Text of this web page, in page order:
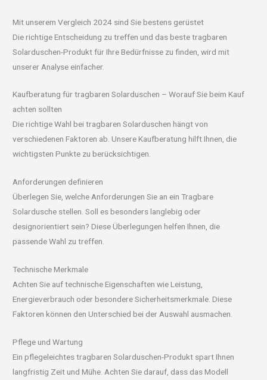
Mit unserem Vergleich 2024 sind Sie bestens gerüstet
Die richtige Entscheidung zu treffen und das beste tragbaren
Solarduschen-Produkt für Ihre Bedürfnisse zu finden, wird mit
unserer Analyse einfacher.
Kaufberatung für tragbaren Solarduschen – Worauf Sie beim Kauf
achten sollten
Die richtige Wahl bei tragbaren Solarduschen hängt von
verschiedenen Faktoren ab. Unsere Kaufberatung hilft Ihnen, die
wichtigsten Punkte zu berücksichtigen.
Anforderungen definieren
Überlegen Sie, welche Anforderungen Sie an ein Tragbare
Solardusche stellen. Soll es besonders langlebig oder
designorientiert sein? Diese Überlegungen helfen Ihnen, die
passende Wahl zu treffen.
Technische Merkmale
Achten Sie auf technische Eigenschaften wie Leistung,
Energieverbrauch oder besondere Sicherheitsmerkmale. Diese
Faktoren können den Unterschied bei der Auswahl ausmachen.
Pflege und Wartung
Ein pflegeleichtes tragbaren Solarduschen-Produkt spart Ihnen
langfristig Zeit und Mühe. Achten Sie darauf, dass das Modell